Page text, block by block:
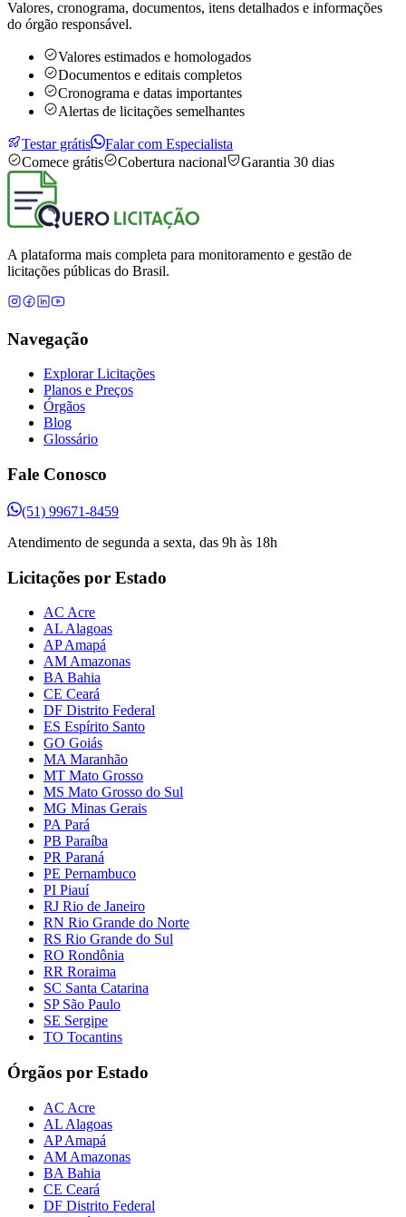
Valores, cronograma, documentos, itens detalhados e informações
do órgão responsável.
Valores estimados e homologados
Documentos e editais completos
Cronograma e datas importantes
Alertas de licitações semelhantes
Testar grátis
Falar com Especialista
Comece grátis
Cobertura nacional Garantia 30 dias
A plataforma mais completa para monitoramento e gestão de
licitações públicas do Brasil.
Navegação
Explorar Licitações
Planos e Preços
Órgãos
Blog
Glossário
Fale Conosco
(51) 99671-8459
Atendimento de segunda a sexta, das 9h às 18h
Licitações por Estado
AC Acre
AL Alagoas
AP Amapá
AM Amazonas
BA Bahia
CE Ceará
DF Distrito Federal
ES Espírito Santo
GO Goiás
MA Maranhão
MT Mato Grosso
MS Mato Grosso do Sul
MG Minas Gerais
PA Pará
PB Paraíba
PR Paraná
PE Pernambuco
PI Piauí
RJ Rio de Janeiro
RN Rio Grande do Norte
RS Rio Grande do Sul
RO Rondônia
RR Roraima
SC Santa Catarina
SP São Paulo
SE Sergipe
TO Tocantins
Órgãos por Estado
AC Acre
AL Alagoas
AP Amapá
AM Amazonas
BA Bahia
CE Ceará
DF Distrito Federal